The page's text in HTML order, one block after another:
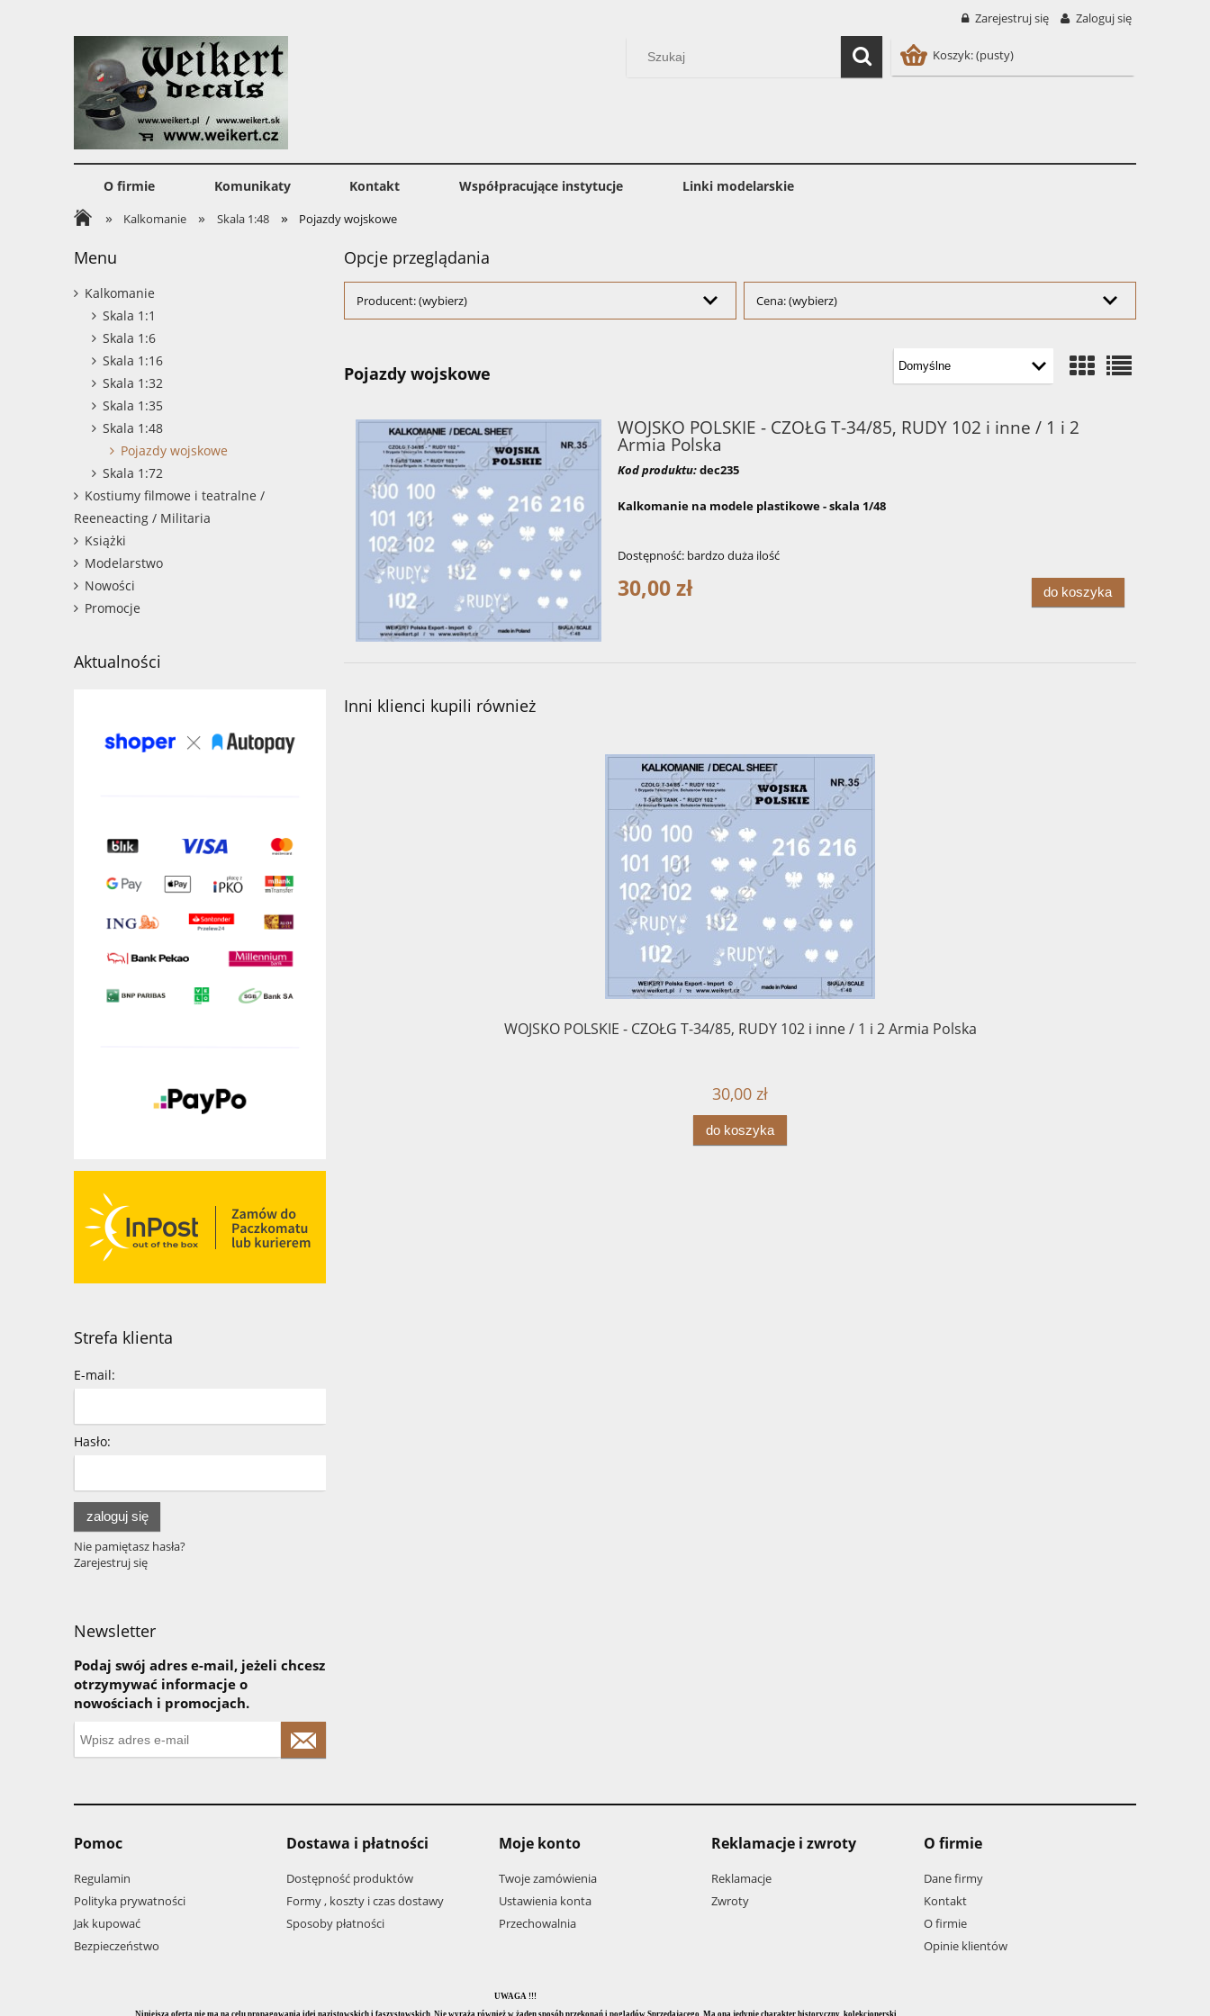
Zarejestruj się Zaloguj się
Koszyk:(pusty)
O firmie Komunikaty Kontakt Współpracujące instytucje Linki modelarskie
» Kalkomanie » Skala 1:48 » Pojazdy wojskowe
Menu
Kalkomanie
Skala 1:1
Skala 1:6
Skala 1:16
Skala 1:32
Skala 1:35
Skala 1:48
Pojazdy wojskowe
Skala 1:72
Kostiumy filmowe i teatralne /
Reeneacting / Militaria
Książki
Modelarstwo
Nowości
Promocje
Aktualności
Strefa klienta
E-mail:
Hasło:
zaloguj się
Nie pamiętasz hasła?
Zarejestruj się
Newsletter
Podaj swój adres e-mail, jeżeli chcesz
otrzymywać informacje o
nowościach i promocjach.
Opcje przeglądania
Producent: (wybierz) Cena: (wybierz)
Pojazdy wojskowe
WOJSKO POLSKIE - CZOŁG T-34/85, RUDY 102 i inne / 1 i 2
Armia Polska
Kod produktu:dec235
Kalkomanie na modele plastikowe - skala 1/48
Dostępność: bardzo duża ilość
30,00 zł do koszyka
Inni klienci kupili również
WOJSKO POLSKIE - CZOŁG T-34/85, RUDY 102 i inne / 1 i 2 Armia Polska
30,00 zł
do koszyka
Pomoc
Regulamin
Polityka prywatności
Jak kupować
Bezpieczeństwo
Dostawa i płatności
Dostępność produktów
Formy , koszty i czas dostawy
Sposoby płatności
Moje konto
Twoje zamówienia
Ustawienia konta
Przechowalnia
Reklamacje i zwroty
Reklamacje
Zwroty
O firmie
Dane firmy
Kontakt
O firmie
Opinie klientów
UWAGA !!!